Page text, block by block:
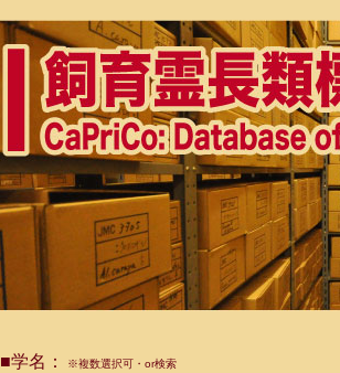
■学名： ※複数選択可・or検索